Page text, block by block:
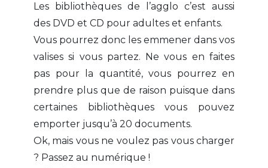
Les bibliothèques de l’agglo c’est aussi
des DVD et CD pour adultes et enfants.
Vous pourrez donc les emmener dans vos
valises si vous partez. Ne vous en faites
pas pour la quantité, vous pourrez en
prendre plus que de raison puisque dans
certaines bibliothèques vous pouvez
emporter jusqu’à 20 documents.
Ok, mais vous ne voulez pas vous charger
? Passez au numérique !